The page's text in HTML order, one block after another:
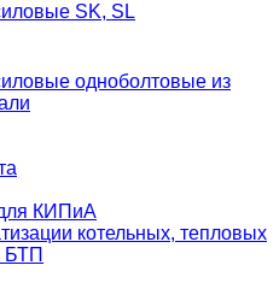
SK, SL
одноболтовые из
КИПиА
котельных, тепловых
БТП